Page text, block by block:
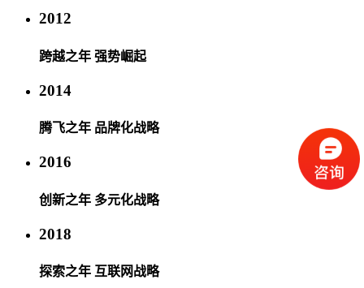
2012
跨越之年 强势崛起
2014
腾飞之年 品牌化战略
2016
创新之年 多元化战略
2018
探索之年 互联网战略